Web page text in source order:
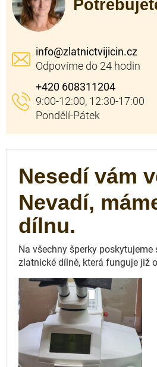
info@zlatnictvijicin.cz
+420 608311204
Nesedí vám
Nevadí,
dílnu.
Na všechny šperky poskytujeme
zlatnické dílně, která funguje již